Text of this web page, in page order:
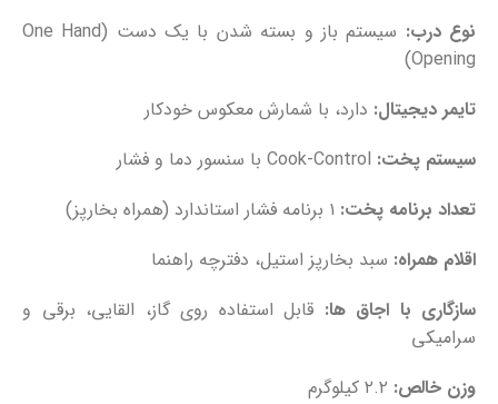
نوع درب:
سیستم باز و بسته شدن با یک دست (One Hand
Opening)
تایمر دیجیتال: دارد، با شمارش معکوس خودکار
سیستم پخت:
تعداد برنامه پخت:
اقلام همراه: سبد بخارپز استیل، دفترچه راهنما
سازگاری با اجاق ‌ها: قابل استفاده روی گاز، القایی، برقی و
سرامیکی
وزن خالص: